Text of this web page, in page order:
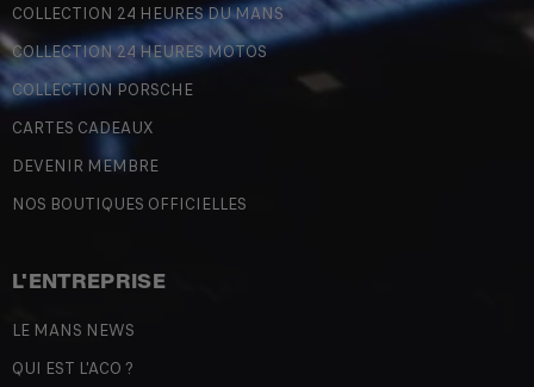
COLLECTION 24 HEURES DU MANS
COLLECTION 24 HEURES MOTOS
COLLECTION PORSCHE
CARTES CADEAUX
DEVENIR MEMBRE
NOS BOUTIQUES OFFICIELLES
L'ENTREPRISE
LE MANS NEWS
QUI EST L'ACO ?